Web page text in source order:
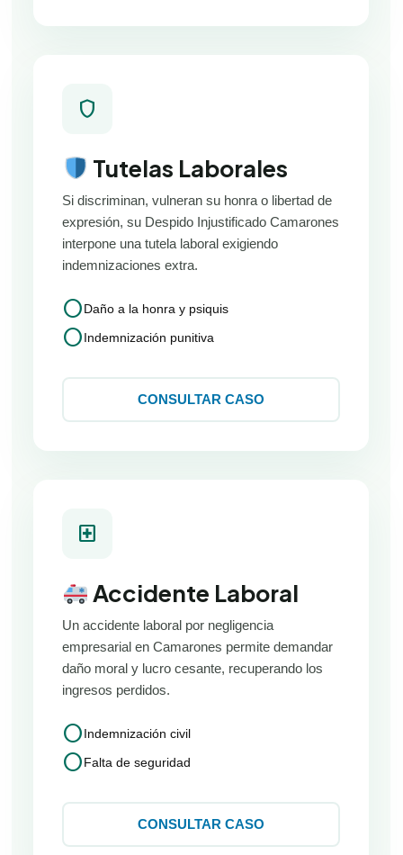
shield
Tutelas Laborales
Si discriminan, vulneran su honra o libertad de
expresión, su Despido Injustificado Camarones
interpone una tutela laboral exigiendo
indemnizaciones extra.
circleDaño a la honra y psiquis
circleIndemnización punitiva
CONSULTAR CASO
local_hospital
Accidente Laboral
Un accidente laboral por negligencia
empresarial en Camarones permite demandar
daño moral y lucro cesante, recuperando los
ingresos perdidos.
circleIndemnización civil
circleFalta de seguridad
CONSULTAR CASO